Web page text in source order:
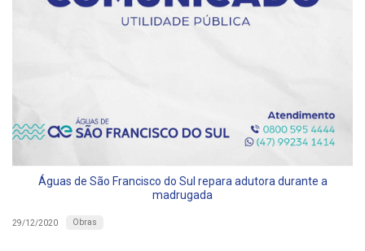
Águas de São Francisco do Sul repara adutora durante a
madrugada
29/12/2020 Obras